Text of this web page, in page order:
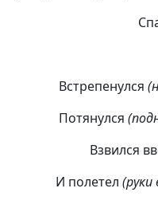
Встрепенулся
Потянулся
Взвился
И полетел